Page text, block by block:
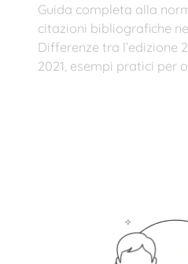
Guida completa alla
citazioni bibliografiche
Differenze tra l’edizione
2021, esempi pratici per